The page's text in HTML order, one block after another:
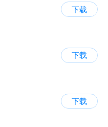
下载
下载
下载